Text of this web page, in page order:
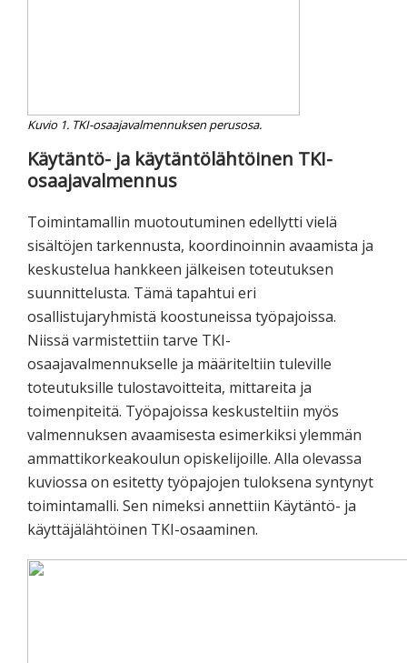
Kuvio 1. TKI-osaajavalmennuksen perusosa.
Käytäntö- ja käytäntölähtöinen TKI-
osaajavalmennus
Toimintamallin muotoutuminen edellytti vielä
sisältöjen tarkennusta, koordinoinnin avaamista ja
keskustelua hankkeen jälkeisen toteutuksen
suunnittelusta. Tämä tapahtui eri
osallistujaryhmistä koostuneissa työpajoissa.
Niissä varmistettiin tarve TKI-
osaajavalmennukselle ja määriteltiin tuleville
toteutuksille tulostavoitteita, mittareita ja
toimenpiteitä. Työpajoissa keskusteltiin myös
valmennuksen avaamisesta esimerkiksi ylemmän
ammattikorkeakoulun opiskelijoille. Alla olevassa
kuviossa on esitetty työpajojen tuloksena syntynyt
toimintamalli. Sen nimeksi annettiin Käytäntö- ja
käyttäjälähtöinen TKI-osaaminen.